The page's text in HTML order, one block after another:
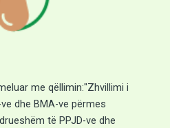
me qëllimin:"Zhvillimi i
dhe BMA-ve përmes
të PPJD-ve dhe